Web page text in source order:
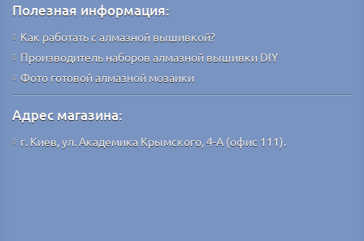
Полезная информация:
Как работать с алмазной вышивкой?
Производитель наборов алмазной вышивки DIY
Фото готовой алмазной мозаики
Адрес магазина:
г. Киев, ул. Академика Крымского, 4-А (офис 111).